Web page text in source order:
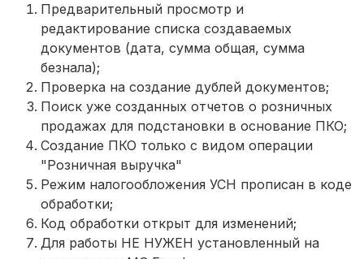
Предварительный просмотр и
редактирование списка создаваемых
документов (дата, сумма общая, сумма
безнала);
Проверка на создание дублей документов;
Поиск уже созданных отчетов о розничных
продажах для подстановки в основание ПКО;
Создание ПКО только с видом операции
"Розничная выручка"
Режим налогообложения УСН прописан в коде
обработки;
Код обработки открыт для изменений;
Для работы НЕ НУЖЕН установленный на